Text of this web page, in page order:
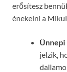
erősítesz
énekelni a
Ünnepi
jelzik,